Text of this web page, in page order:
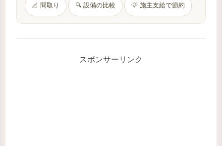
📐 間取り 🔍 設備の比較 💡 施主支給で節約
スポンサーリンク